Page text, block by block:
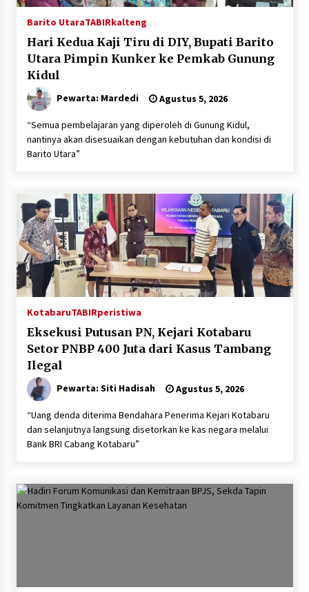
Barito UtaraTABIRkalteng
Hari Kedua Kaji Tiru di DIY, Bupati Barito
Utara Pimpin Kunker ke Pemkab Gunung
Kidul
Pewarta: Mardedi Agustus 5, 2026
“Semua pembelajaran yang diperoleh di Gunung Kidul,
nantinya akan disesuaikan dengan kebutuhan dan kondisi di
Barito Utara”
KotabaruTABIRperistiwa
Eksekusi Putusan PN, Kejari Kotabaru
Setor PNBP 400 Juta dari Kasus Tambang
Ilegal
Pewarta: Siti Hadisah Agustus 5, 2026
“Uang denda diterima Bendahara Penerima Kejari Kotabaru
dan selanjutnya langsung disetorkan ke kas negara melalui
Bank BRI Cabang Kotabaru”